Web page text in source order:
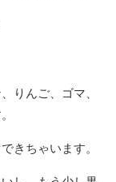
りんご、ゴマ、
きちゃいます。